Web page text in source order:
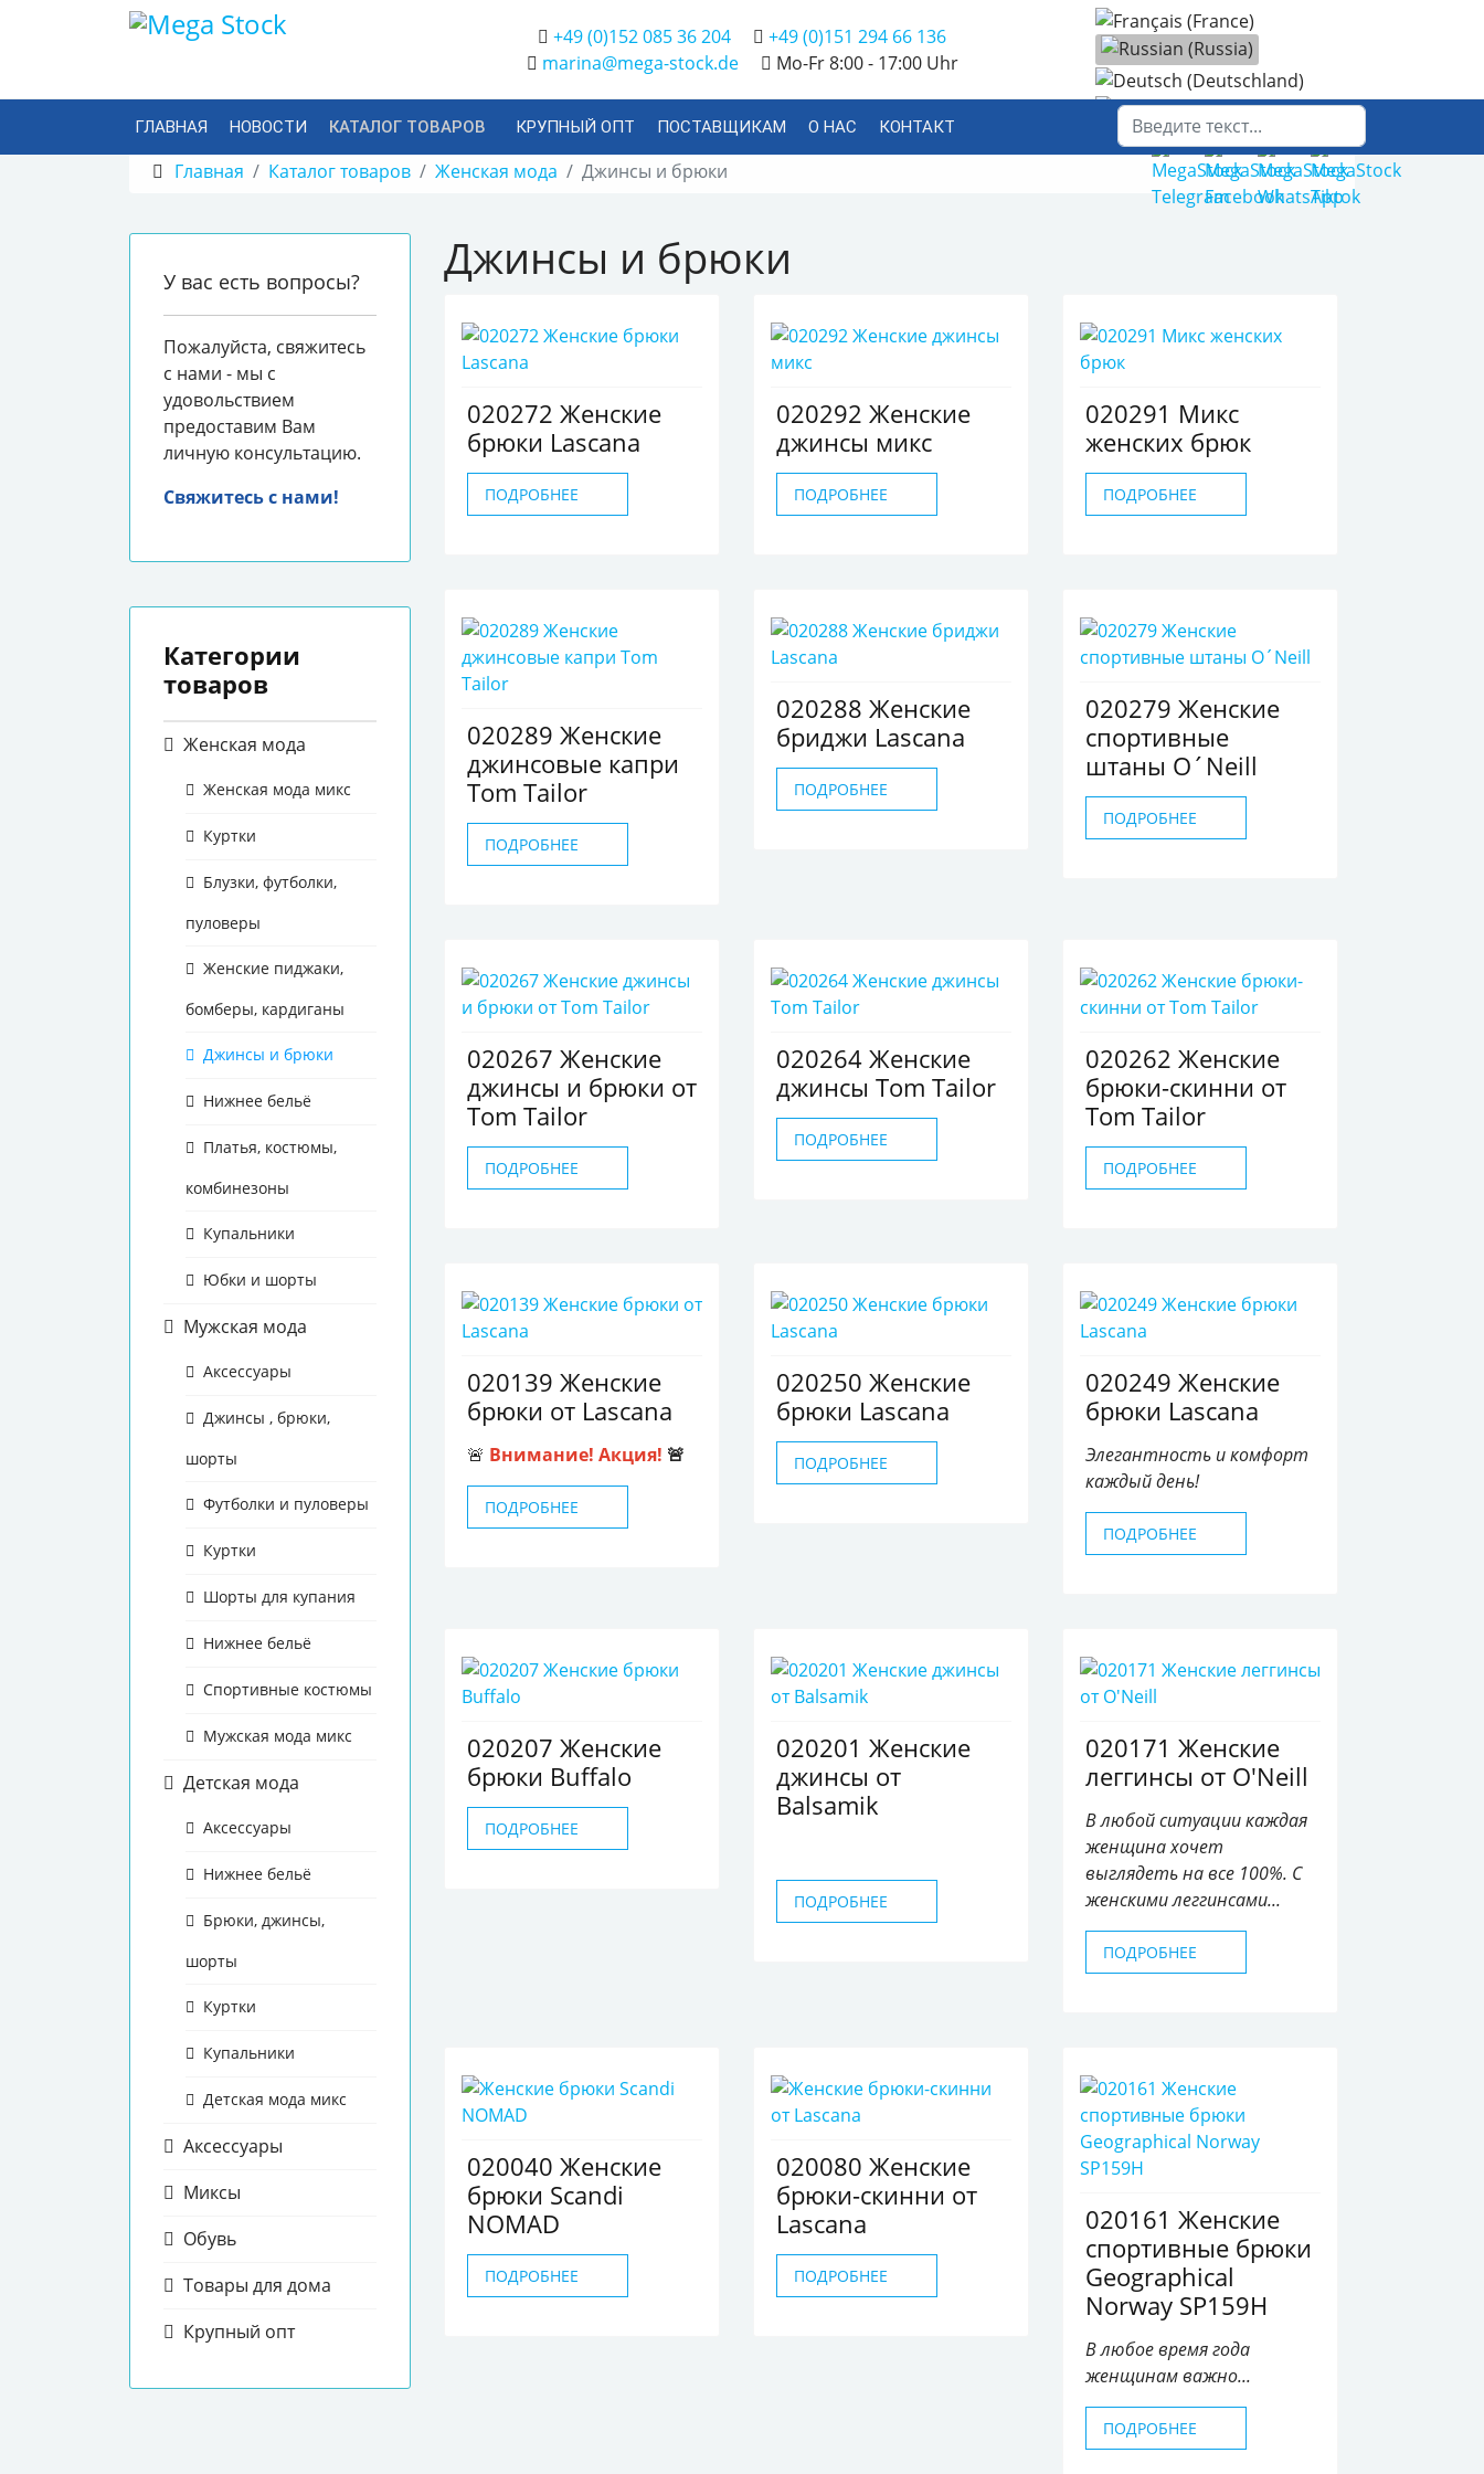
+49 (0)152 085 36 204
+49 (0)151 294 66 136
marina@mega-stock.de
Mo-Fr 8:00 - 17:00 Uhr
Выберите язык
Поиск
ГЛАВНАЯ НОВОСТИ КАТАЛОГ ТОВАРОВ КРУПНЫЙ ОПТ ПОСТАВЩИКАМ О НАС КОНТАКТ
Главная Каталог товаров Женская мода Джинсы и брюки
У вас есть вопросы?
Пожалуйста, свяжитесь
с нами - мы с
удовольствием
предоставим Вам
личную консультацию.
Свяжитесь с нами!
Категории
товаров
Женская мода
Женская мода микс
Куртки
Блузки, футболки,
пуловеры
Женские пиджаки,
бомберы, кардиганы
Джинсы и брюки
Нижнее бельё
Платья, костюмы,
комбинезоны
Купальники
Юбки и шорты
Мужская мода
Аксессуары
Джинсы , брюки,
шорты
Футболки и пуловеры
Куртки
Шорты для купания
Нижнее бельё
Спортивные костюмы
Мужская мода микс
Детская мода
Аксессуары
Нижнее бельё
Брюки, джинсы,
шорты
Куртки
Купальники
Детская мода микс
Аксессуары
Миксы
Обувь
Товары для дома
Крупный опт
Джинсы и брюки
020272 Женские
брюки Lascana
ПОДРОБНЕЕ
020292 Женские
джинсы микс
ПОДРОБНЕЕ
020291 Микс
женских брюк
ПОДРОБНЕЕ
020289 Женские
джинсовые капри
Tom Tailor
ПОДРОБНЕЕ
020288 Женские
бриджи Lascana
ПОДРОБНЕЕ
020279 Женские
спортивные
штаны O´Neill
ПОДРОБНЕЕ
020267 Женские
джинсы и брюки от
Tom Tailor
ПОДРОБНЕЕ
020264 Женские
джинсы Tom Tailor
ПОДРОБНЕЕ
020262 Женские
брюки-скинни от
Tom Tailor
ПОДРОБНЕЕ
020139 Женские
брюки от Lascana
🚨 Внимание! Акция! 🚨
ПОДРОБНЕЕ
020250 Женские
брюки Lascana
ПОДРОБНЕЕ
020249 Женские
брюки Lascana
Элегантность и комфорт
каждый день!
ПОДРОБНЕЕ
020207 Женские
брюки Buffalo
ПОДРОБНЕЕ
020201 Женские
джинсы от
Balsamik
ПОДРОБНЕЕ
020171 Женские
леггинсы от O'Neill
В любой ситуации каждая
женщина хочет
выглядеть на все 100%. С
женскими леггинсами...
ПОДРОБНЕЕ
020040 Женские
брюки Scandi
NOMAD
ПОДРОБНЕЕ
020080 Женские
брюки-скинни от
Lascana
ПОДРОБНЕЕ
020161 Женские
спортивные брюки
Geographical
Norway SP159H
В любое время года
женщинам важно...
ПОДРОБНЕЕ